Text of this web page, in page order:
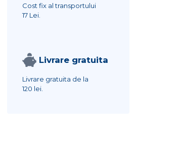
Cost fix al transportului
17 Lei.
Livrare gratuita
Livrare gratuita de la
120 lei.